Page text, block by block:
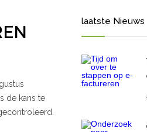
de kans te
laatste Nieuws